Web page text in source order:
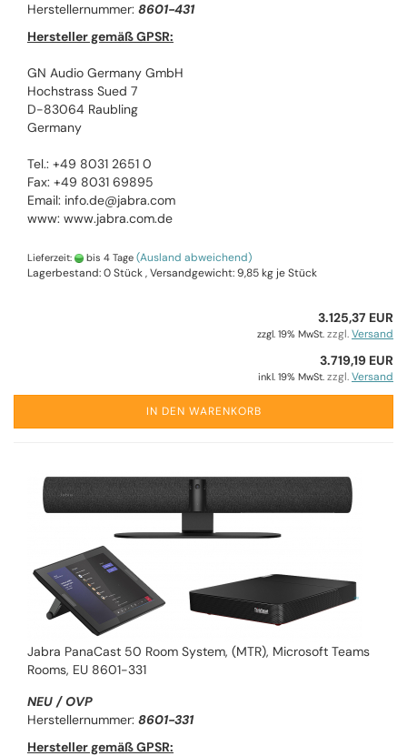
Herstellernummer: 8601-431
Hersteller gemäß GPSR:
GN Audio Germany GmbH
Hochstrass Sued 7
D-83064 Raubling
Germany
Tel.: +49 8031 2651 0
Fax: +49 8031 69895
Email: info.de@jabra.com
www: www.jabra.com.de
Lieferzeit: bis 4 Tage (Ausland abweichend)
Lagerbestand: 0 Stück , Versandgewicht:9,85kg je Stück
3.125,37 EUR
zzgl. 19% MwSt. zzgl.Versand
3.719,19 EUR
inkl. 19% MwSt. zzgl.Versand
IN DEN WARENKORB
Jabra PanaCast 50 Room System, (MTR), Microsoft Teams
Rooms, EU 8601-331
NEU / OVP
Herstellernummer: 8601-331
Hersteller gemäß GPSR: